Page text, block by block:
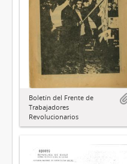
Boletín del Frente de
Trabajadores
Revolucionarios